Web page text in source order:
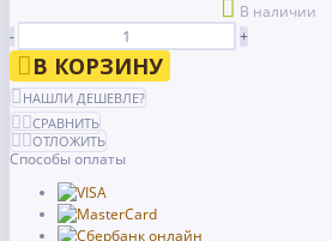
В наличии
-
+
В КОРЗИНУ
НАШЛИ ДЕШЕВЛЕ?
СРАВНИТЬ
ОТЛОЖИТЬ
Способы оплаты